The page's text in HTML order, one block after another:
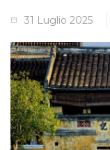
31 Luglio 2025